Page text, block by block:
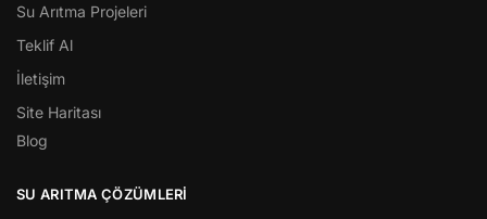
Su Arıtma Projeleri
Teklif Al
İletişim
Site Haritası
Blog
SU ARITMA ÇÖZÜMLERI